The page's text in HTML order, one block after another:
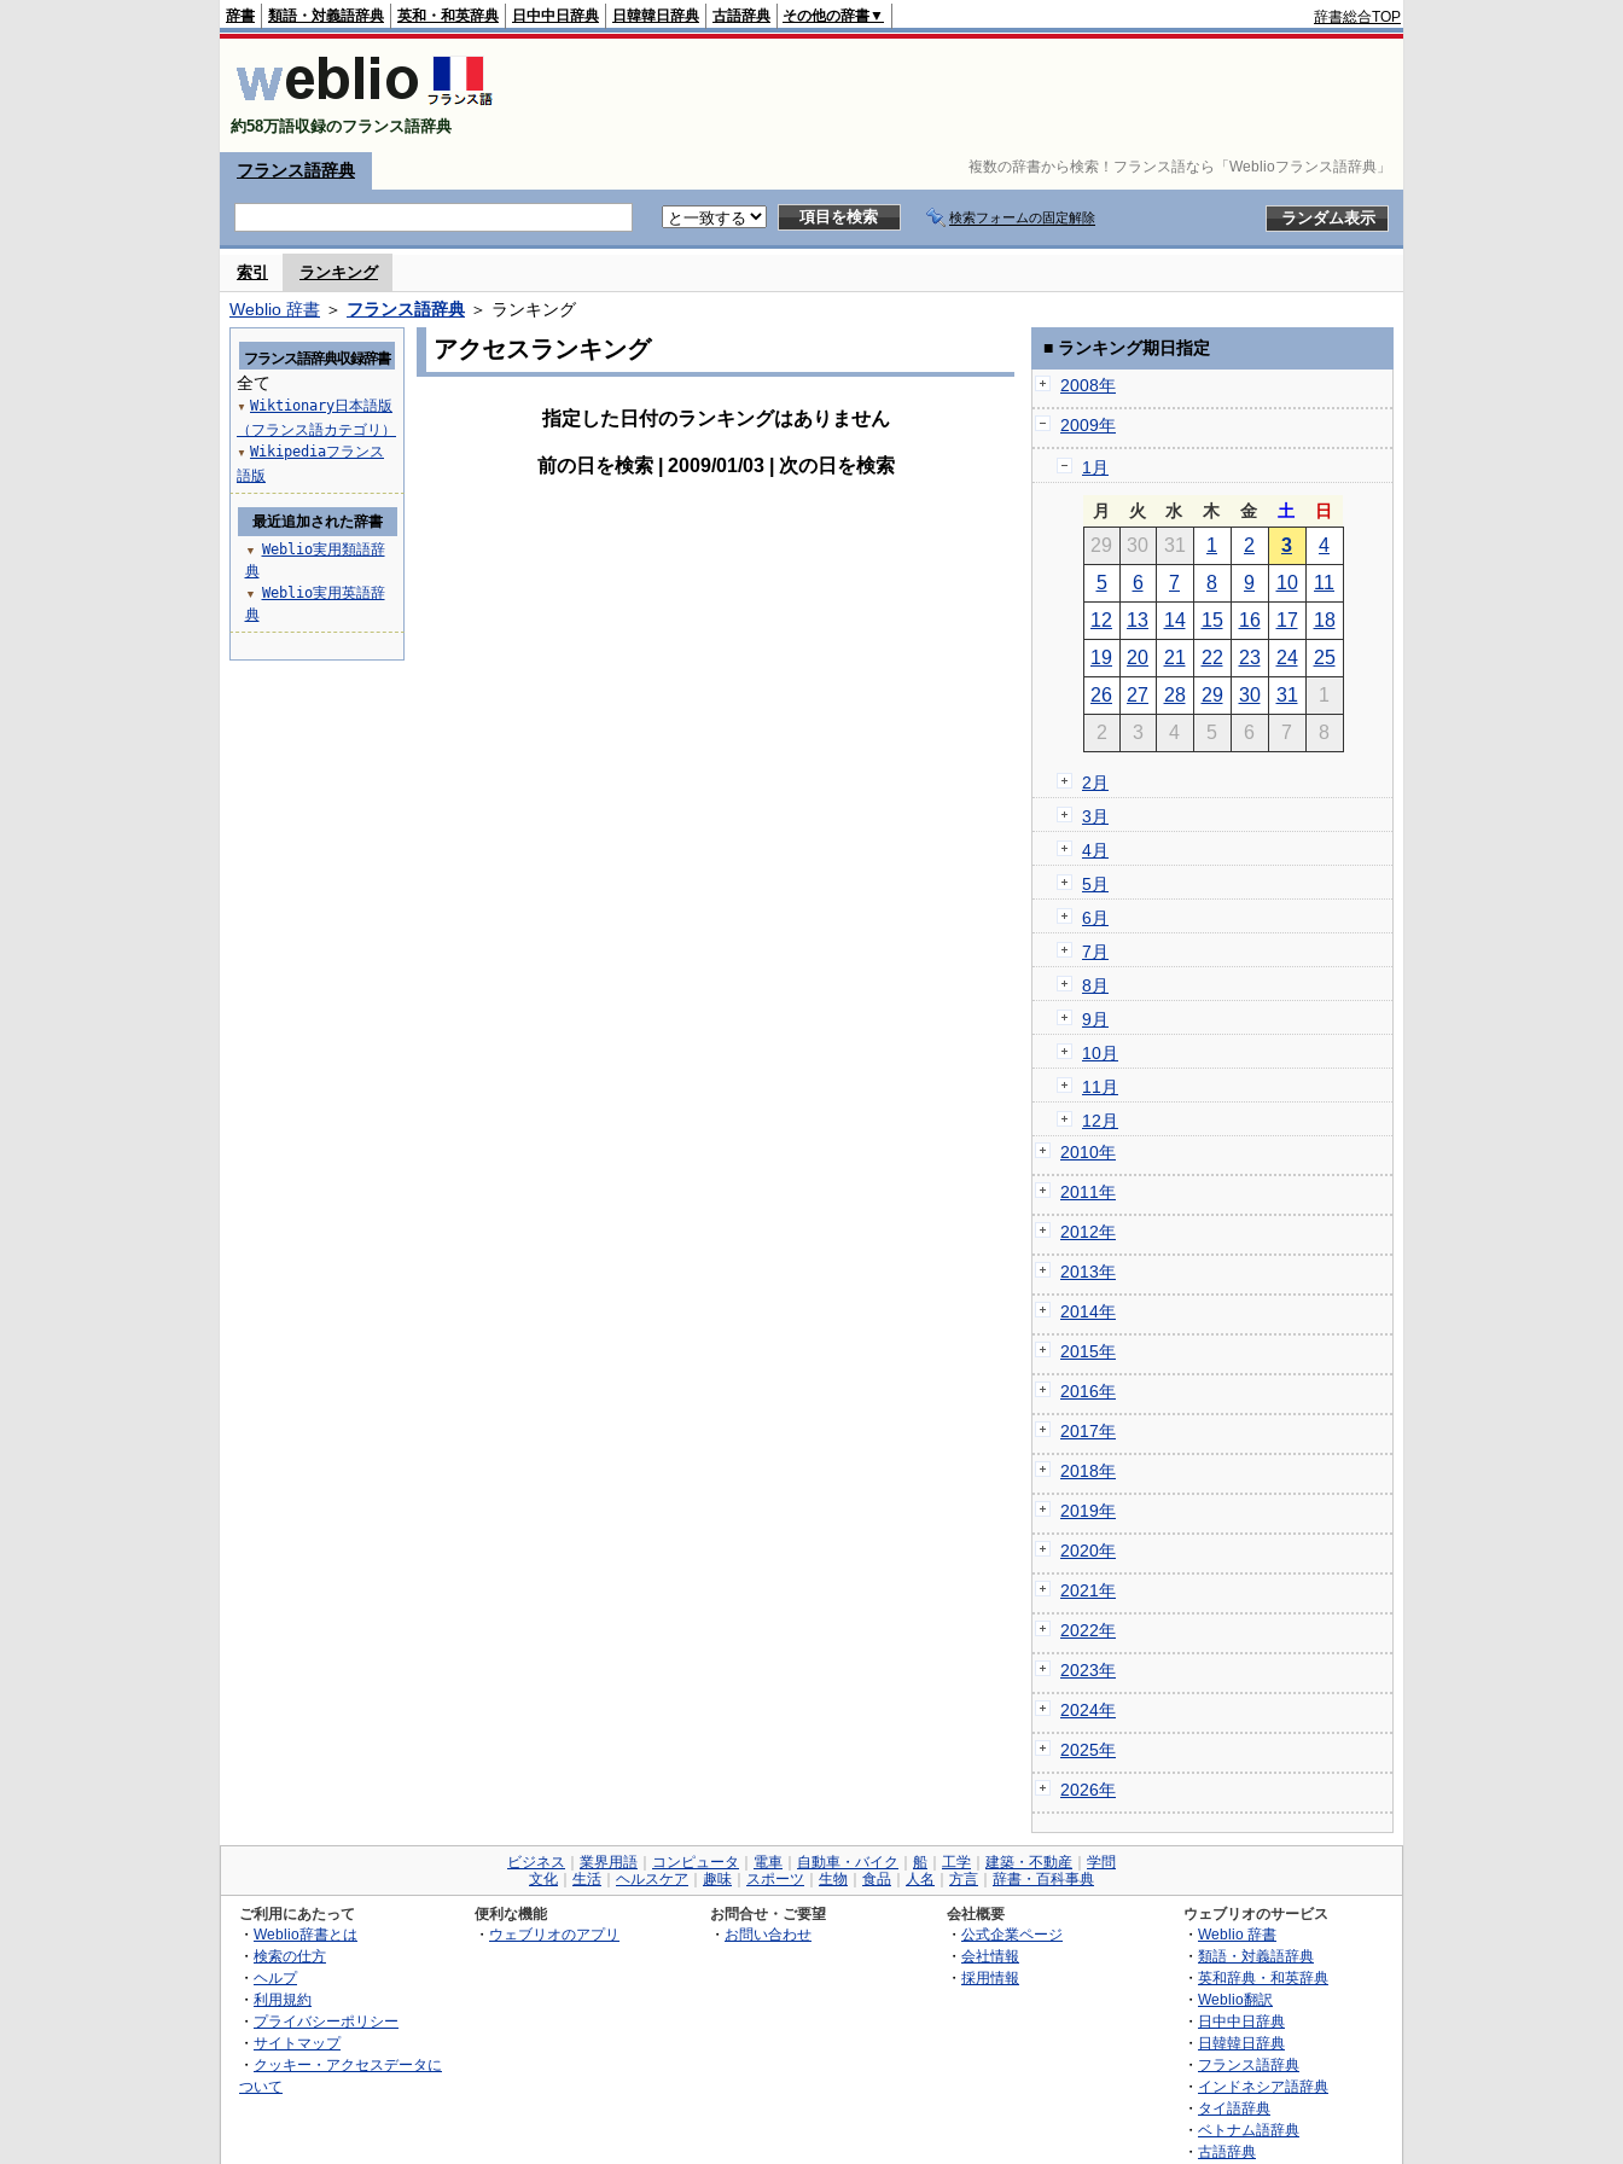
複数の辞書から検索！フランス語なら「Weblioフランス語辞典」
辞書 類語・対義語辞典 英和・和英辞典 日中中日辞典 日韓韓日辞典 古語辞典 その他の辞書▼ 辞書総合TOP
約58万語収録のフランス語辞典
フランス語辞典
検索フォームの固定解除
索引 ランキング
Weblio 辞書 ＞ フランス語辞典 ＞ ランキング
アクセスランキング
指定した日付のランキングはありません
前の日を検索 | 2009/01/03 | 次の日を検索
フランス語辞典収録辞書
全て
▼ Wiktionary日本語版
（フランス語カテゴリ）
▼ Wikipediaフランス
語版
最近追加された辞書
▼
Weblio実用類語辞
典
▼
Weblio実用英語辞
典
■ ランキング期日指定
2008年
2009年
1月
月 火 水 木 金 土 日
29 30 31 1 2 3
4
5
6 7 8 9 10
11
12
13 14 15 16 17
18
19
20 21 22 23 24
25
26
27 28 29 30 31
1
2
3 4 5 6 7 8
2月
3月
4月
5月
6月
7月
8月
9月
10月
11月
12月
2010年
2011年
2012年
2013年
2014年
2015年
2016年
2017年
2018年
2019年
2020年
2021年
2022年
2023年
2024年
2025年
2026年
ビジネス 業界用語 コンピュータ 電車 自動車・バイク 船 工学 建築・不動産
学問
文化
生活 ヘルスケア 趣味 スポーツ 生物 食品 人名 方言 辞書・百科事典
ご利用にあたって
・ Weblio辞書とは
・ 検索の仕方
・ ヘルプ
・ 利用規約
・ プライバシーポリシー
・ サイトマップ
・ クッキー・アクセスデータに
ついて
便利な機能
・ ウェブリオのアプリ
お問合せ・ご要望
・ お問い合わせ
会社概要
・ 公式企業ページ
・ 会社情報
・ 採用情報
ウェブリオのサービス
・ Weblio 辞書
・ 類語・対義語辞典
・ 英和辞典・和英辞典
・ Weblio翻訳
・ 日中中日辞典
・ 日韓韓日辞典
・ フランス語辞典
・ インドネシア語辞典
・ タイ語辞典
・ ベトナム語辞典
・ 古語辞典